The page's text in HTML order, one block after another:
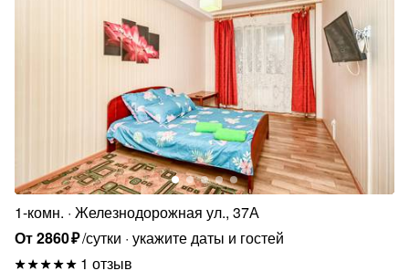
1-комн. Железнодорожная ул., 37А
От2860₽/сутки укажите даты и гостей
1 отзыв